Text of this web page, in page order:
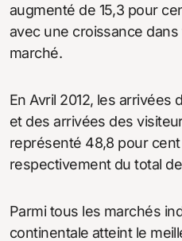
augmenté de 15,3 pour
avec une croissance
marché.
En Avril 2012, les arrivées
et des arrivées des
représenté 48,8 pour
respectivement du total
Parmi tous les marchés
continentale atteint le